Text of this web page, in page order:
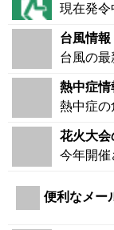
現在発令
台風情報
台風の最
熱中症情
熱中症の
花火大会
今年開催
便利なメー